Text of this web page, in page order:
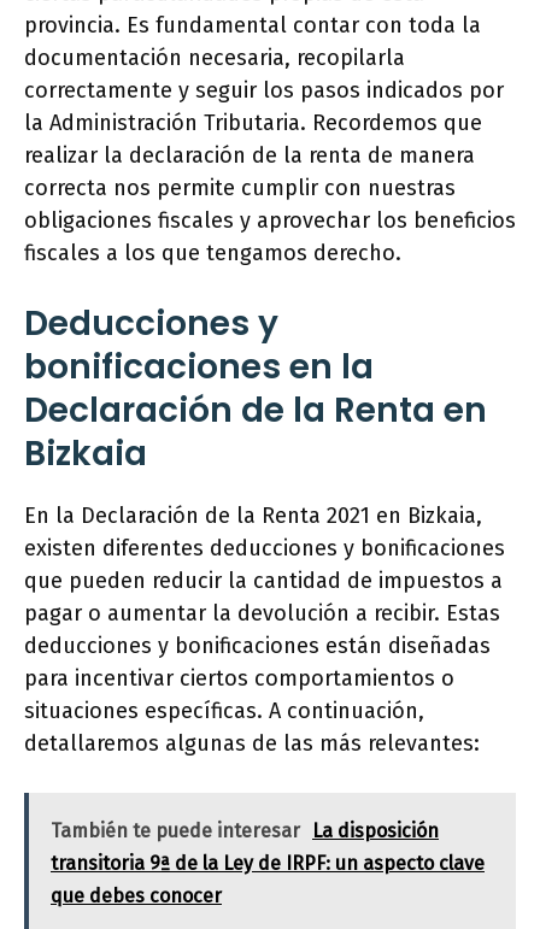
provincia. Es fundamental contar con toda la
documentación necesaria, recopilarla
correctamente y seguir los pasos indicados por
la Administración Tributaria. Recordemos que
realizar la declaración de la renta de manera
correcta nos permite cumplir con nuestras
obligaciones fiscales y aprovechar los beneficios
fiscales a los que tengamos derecho.
Deducciones y
bonificaciones en la
Declaración de la Renta en
Bizkaia
En la Declaración de la Renta 2021 en Bizkaia,
existen diferentes deducciones y bonificaciones
que pueden reducir la cantidad de impuestos a
pagar o aumentar la devolución a recibir. Estas
deducciones y bonificaciones están diseñadas
para incentivar ciertos comportamientos o
situaciones específicas. A continuación,
detallaremos algunas de las más relevantes:
También te puede interesar
La disposición
transitoria 9ª de la Ley de IRPF: un aspecto clave
que debes conocer